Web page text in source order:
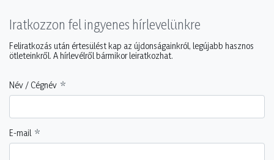
Iratkozzon fel ingyenes hírlevelünkre
Feliratkozás után értesülést kap az újdonságainkról, legújabb hasznos
ötleteinkről. A hírlevélről bármikor leiratkozhat.
Név / Cégnév
E-mail